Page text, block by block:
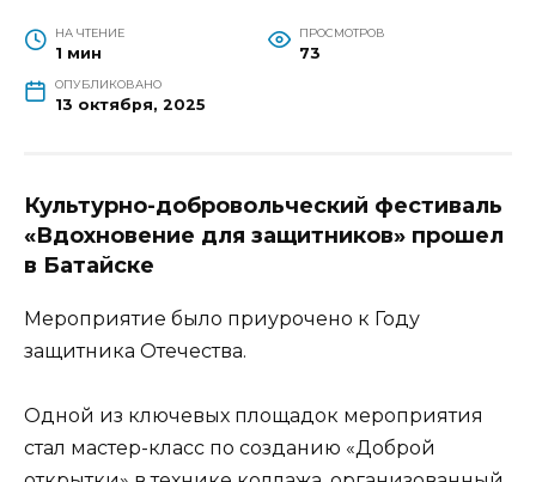
НА ЧТЕНИЕ
1 мин
ПРОСМОТРОВ
73
ОПУБЛИКОВАНО
13 октября, 2025
Культурно-добровольческий фестиваль
«Вдохновение для защитников» прошел
в Батайске
Мероприятие было приурочено к Году
защитника Отечества.
Одной из ключевых площадок мероприятия
стал мастер-класс по созданию «Доброй